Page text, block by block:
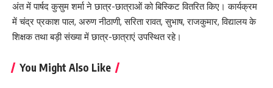
अंत में पार्षद कुसुम शर्मा ने छात्र-छात्राओं को बिस्किट वितरित किए। कार्यक्रम
में चंद्र प्रकाश पाल, अरुण नीठाणी, सरिता रावत, सुभाष, राजकुमार, विद्यालय के
शिक्षक तथा बड़ी संख्या में छात्र-छात्राएं उपस्थित रहे।
You Might Also Like